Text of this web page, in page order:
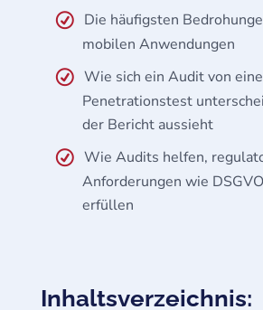
Die häufigsten
mobilen Anwendungen
Wie sich ein Audit von
Penetrationstest
der Bericht aussieht
Wie Audits helfen,
Anforderungen wie
erfüllen
Inhaltsverzeichnis: